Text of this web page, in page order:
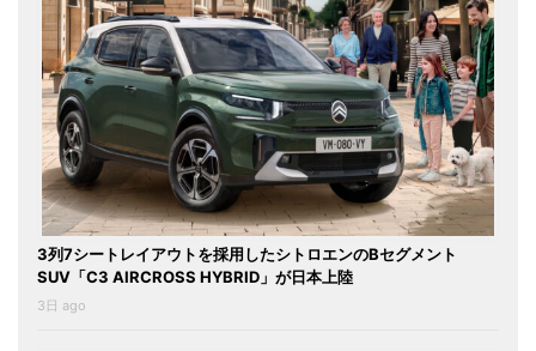
3列7シートレイアウトを採用したシトロエンのBセグメント
SUV「C3 AIRCROSS HYBRID」が日本上陸
3日 ago